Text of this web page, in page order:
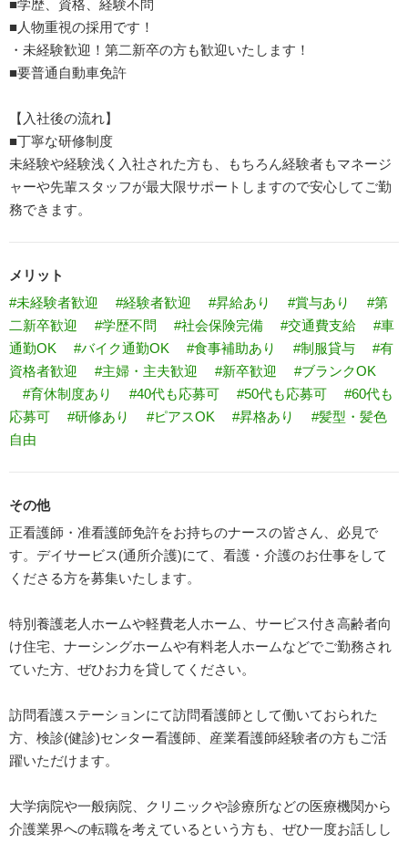
■学歴、資格、経験不問
■人物重視の採用です！
・未経験歓迎！第二新卒の方も歓迎いたします！
■要普通自動車免許
【入社後の流れ】
■丁寧な研修制度
未経験や経験浅く入社された方も、もちろん経験者もマネージ
ャーや先輩スタッフが最大限サポートしますので安心してご勤
務できます。
メリット
#未経験者歓迎
#経験者歓迎 #昇給あり #賞与あり
#第
二新卒歓迎
#学歴不問 #社会保険完備 #交通費支給
#車
通勤OK
#バイク通勤OK #食事補助あり #制服貸与
#有
資格者歓迎
#主婦・主夫歓迎 #新卒歓迎
#ブランクOK
#育休制度あり
#40代も応募可 #50代も応募可
#60代も
応募可
#研修あり #ピアスOK #昇格あり
#髪型・髪色
自由
その他
正看護師・准看護師免許をお持ちのナースの皆さん、必見で
す。デイサービス(通所介護)にて、看護・介護のお仕事をして
くださる方を募集いたします。
特別養護老人ホームや軽費老人ホーム、サービス付き高齢者向
け住宅、ナーシングホームや有料老人ホームなどでご勤務され
ていた方、ぜひお力を貸してください。
訪問看護ステーションにて訪問看護師として働いておられた
方、検診(健診)センター看護師、産業看護師経験者の方もご活
躍いただけます。
大学病院や一般病院、クリニックや診療所などの医療機関から
介護業界への転職を考えているという方も、ぜひ一度お話しし